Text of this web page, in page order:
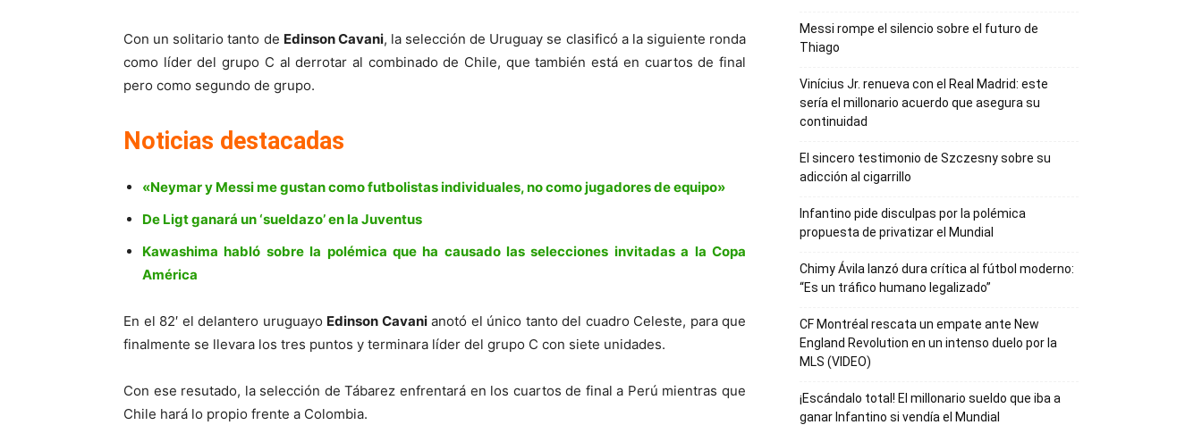
Con un solitario tanto de Edinson Cavani, la selección de Uruguay se clasificó a la siguiente ronda
como líder del grupo C al derrotar al combinado de Chile, que también está en cuartos de final
pero como segundo de grupo.
Noticias destacadas
«Neymar y Messi me gustan como futbolistas individuales, no como jugadores de equipo»
De Ligt ganará un ‘sueldazo’ en la Juventus
Kawashima habló sobre la polémica que ha causado las selecciones invitadas a la Copa
América
En el 82′ el delantero uruguayo Edinson Cavanianotó el único tanto del cuadro Celeste, para que
finalmente se llevara los tres puntos y terminara líder del grupo C con siete unidades.
Con ese resutado, la selección de Tábarez enfrentará en los cuartos de final a Perú mientras que
Chile hará lo propio frente a Colombia.
Messi rompe el silencio sobre el futuro de
Thiago
Vinícius Jr. renueva con el Real Madrid: este
sería el millonario acuerdo que asegura su
continuidad
El sincero testimonio de Szczesny sobre su
adicción al cigarrillo
Infantino pide disculpas por la polémica
propuesta de privatizar el Mundial
Chimy Ávila lanzó dura crítica al fútbol moderno:
“Es un tráfico humano legalizado”
CF Montréal rescata un empate ante New
England Revolution en un intenso duelo por la
MLS (VIDEO)
¡Escándalo total! El millonario sueldo que iba a
ganar Infantino si vendía el Mundial